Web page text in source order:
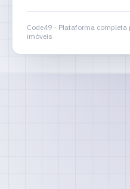
Code49 - Plataforma
imóveis